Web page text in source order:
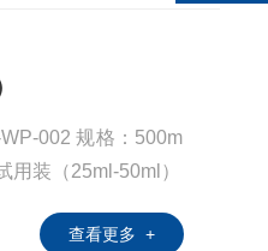
用装（25ml-50ml）
查看更多 +